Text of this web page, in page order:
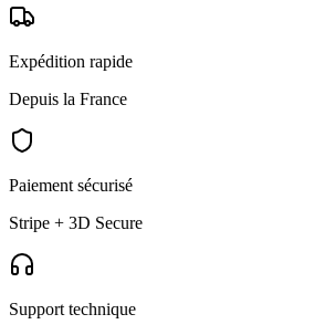
Expédition rapide
Depuis la France
Paiement sécurisé
Stripe + 3D Secure
Support technique